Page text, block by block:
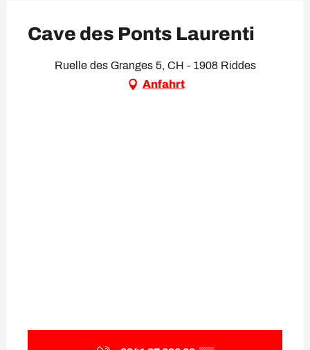
Cave des Ponts Laurenti
Ruelle des Granges 5, CH - 1908 Riddes
Anfahrt